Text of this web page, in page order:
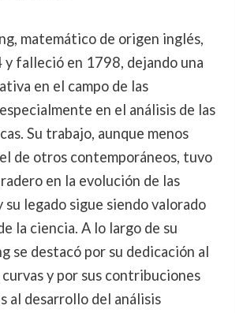
matemático de origen inglés,
y falleció en 1798, dejando una
en el campo de las
en el análisis de las
Su trabajo, aunque menos
de otros contemporáneos, tuvo
en la evolución de las
su legado sigue siendo valorado
la ciencia. A lo largo de su
se destacó por su dedicación al
y por sus contribuciones
al desarrollo del análisis